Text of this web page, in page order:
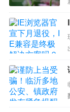
上一篇：养虎皮
下一篇：养虎皮
“像我这么养
关文章